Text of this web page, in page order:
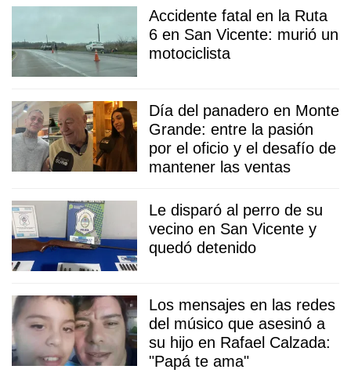
Accidente fatal en la Ruta
6 en San Vicente: murió un
motociclista
Día del panadero en Monte
Grande: entre la pasión
por el oficio y el desafío de
mantener las ventas
Le disparó al perro de su
vecino en San Vicente y
quedó detenido
Los mensajes en las redes
del músico que asesinó a
su hijo en Rafael Calzada:
"Papá te ama"